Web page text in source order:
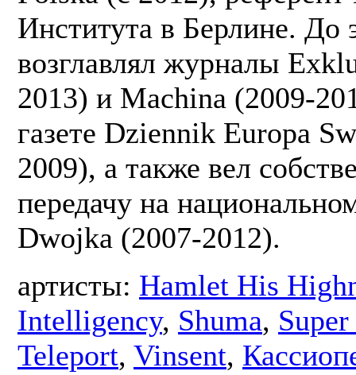
Института в Берлине. До
возглавлял журналы
2013) и Machina (2009-
газете Dziennik Europa
2009), а также вел
передачу на
Dwojka (2007-2012).
артисты: Hamlet His
Intelligency, Shuma,
Teleport, Vinsent,